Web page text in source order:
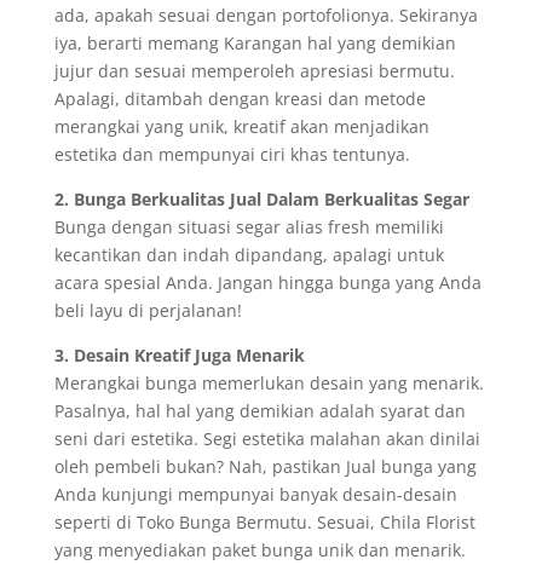
ada, apakah sesuai dengan portofolionya. Sekiranya
iya, berarti memang Karangan hal yang demikian
jujur dan sesuai memperoleh apresiasi bermutu.
Apalagi, ditambah dengan kreasi dan metode
merangkai yang unik, kreatif akan menjadikan
estetika dan mempunyai ciri khas tentunya.
2. Bunga Berkualitas Jual Dalam Berkualitas Segar
Bunga dengan situasi segar alias fresh memiliki
kecantikan dan indah dipandang, apalagi untuk
acara spesial Anda. Jangan hingga bunga yang Anda
beli layu di perjalanan!
3. Desain Kreatif Juga Menarik
Merangkai bunga memerlukan desain yang menarik.
Pasalnya, hal hal yang demikian adalah syarat dan
seni dari estetika. Segi estetika malahan akan dinilai
oleh pembeli bukan? Nah, pastikan Jual bunga yang
Anda kunjungi mempunyai banyak desain-desain
seperti di Toko Bunga Bermutu. Sesuai, Chila Florist
yang menyediakan paket bunga unik dan menarik.